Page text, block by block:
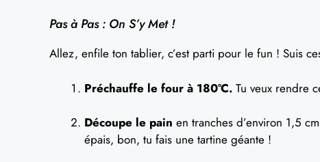
Pas à Pas : On S’y Met !
Allez, enfile ton tablier, c’est parti pour le fun ! Suis
Préchauffe le four à 180°C. Tu veux rendre
Découpe le pain en tranches d’environ 1,5
épais, bon, tu fais une tartine géante !